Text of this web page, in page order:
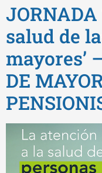
salud de
mayores’
DE